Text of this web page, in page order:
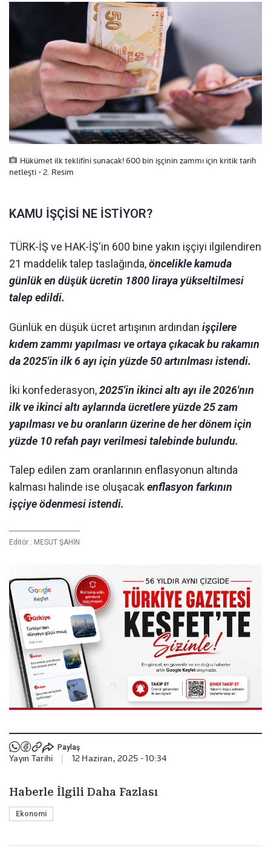
Hükümet ilk teklifini sunacak! 600 bin işçinin zammı için kritik tarih
netleşti - 2. Resim
KAMU İŞÇİSİ NE İSTİYOR?
TÜRK-İŞ ve HAK-İŞ'in 600 bine yakın işçiyi ilgilendiren
21 maddelik talep taslağında,öncelikle kamuda
günlük en düşük ücretin 1800 liraya yükseltilmesi
talep edildi.
Günlük en düşük ücret artışının ardından işçilere
kıdem zammı yapılması ve ortaya çıkacak bu rakamın
da 2025'in ilk 6 ayı için yüzde 50 artırılması istendi.
İki konfederasyon,2025'in ikinci altı ayı ile 2026'nın
ilk ve ikinci altı aylarında ücretlere yüzde 25 zam
yapılması ve bu oranların üzerine de her dönem için
yüzde 10 refah payı verilmesi talebinde bulundu.
Talep edilen zam oranlarının enflasyonun altında
kalması halinde ise oluşacak enflasyon farkının
işçiye ödenmesi istendi.
Editör : MESUT ŞAHİN
Paylaş
Yayın Tarihi 12 Haziran, 2025 - 10:34
Haberle İlgili Daha Fazlası
Ekonomi